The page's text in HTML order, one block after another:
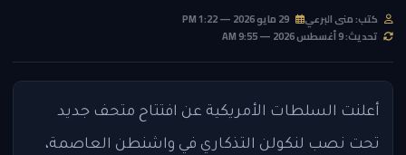
كتب: منى البرعي
تحديث: 9 أغسطس 2026 — 9:55 AM
أعلنت السلطات الأمريكية عن افتتاح متحف جديد
تحت نصب لنكولن التذكاري في واشنطن العاصمة،